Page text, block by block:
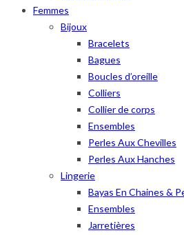
Femmes
Bijoux
Bracelets
Bagues
Boucles d’oreille
Colliers
Collier de corps
Ensembles
Perles Aux Chevilles
Perles Aux Hanches
Lingerie
Bayas En Chaines &
Ensembles
Jarretières